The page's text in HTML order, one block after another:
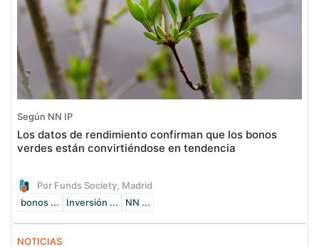
Según NN IP
Los datos de rendimiento confirman que los bonos
verdes están convirtiéndose en tendencia
Por Funds Society, Madrid
bonos ...
Inversión ... NN ...
NOTICIAS